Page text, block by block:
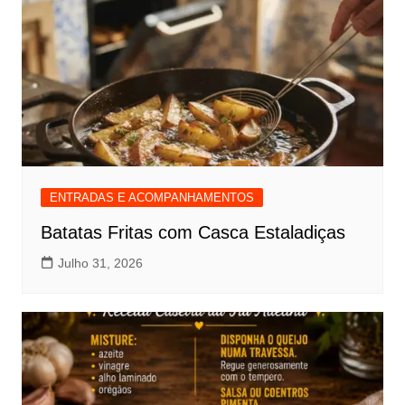
ENTRADAS E ACOMPANHAMENTOS
Batatas Fritas com Casca Estaladiças
Julho 31, 2026